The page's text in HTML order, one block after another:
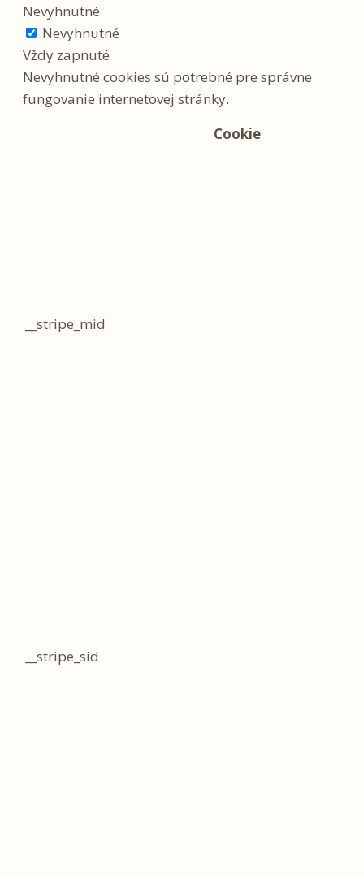
Nevyhnutné
Nevyhnutné
Vždy zapnuté
Nevyhnutné cookies sú potrebné pre správne
fungovanie internetovej stránky.
Cookie
__stripe_mid
__stripe_sid